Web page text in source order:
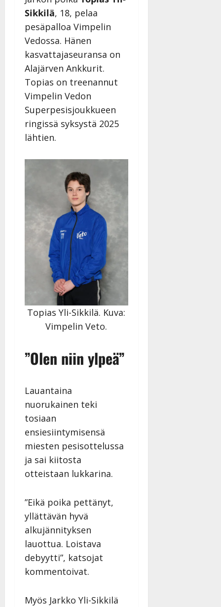
Sikkilä, 18, pelaa
pesäpalloa Vimpelin
Vedossa. Hänen
kasvattajaseuransa on
Alajärven Ankkurit.
Topias on treenannut
Vimpelin Vedon
Superpesisjoukkueen
ringissä syksystä 2025
lähtien.
Topias Yli-Sikkilä. Kuva:
Vimpelin Veto.
”Olen niin ylpeä”
Lauantaina
nuorukainen teki
tosiaan
ensiesiintymisensä
miesten pesisottelussa
ja sai kiitosta
otteistaan lukkarina.
”Eikä poika pettänyt,
yllättävän hyvä
alkujännityksen
lauottua. Loistava
debyytti”, katsojat
kommentoivat.
Myös Jarkko Yli-Sikkilä